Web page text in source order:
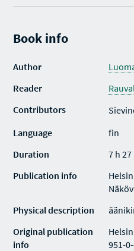
Book info
Author
Reader
Contributors
Language
fin
Duration
7 h
Publication info
Physical description
Original publication
info
951-